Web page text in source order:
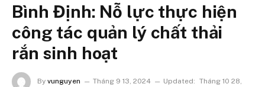
Bình Định: Nỗ lực thực hiện
công tác quản lý chất thải
rắn sinh hoạt
By vunguyen Tháng 9 13, 2024 Updated: Tháng 10 28,